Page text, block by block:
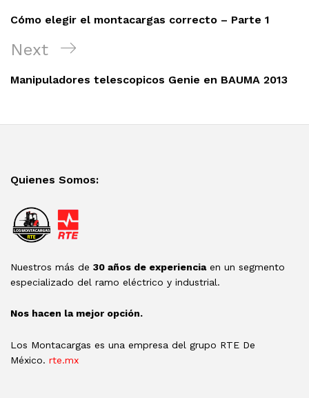
entradas
Post
Cómo elegir el montacargas correcto – Parte 1
Next
Post
Next
Manipuladores telescopicos Genie en BAUMA 2013
Quienes Somos:
Nuestros más de 30 años de experienciaen un segmento
especializado del ramo eléctrico y industrial.
Nos hacen la mejor opción.
Los Montacargas es una empresa del grupo RTE De
México. rte.mx